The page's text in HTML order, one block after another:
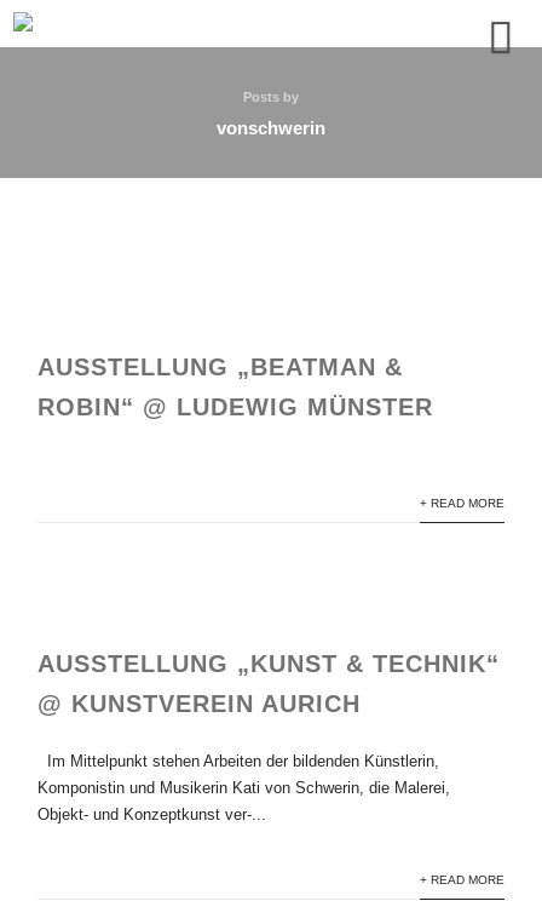
Posts by
vonschwerin
AUSSTELLUNG „BEATMAN &
ROBIN“ @ LUDEWIG MÜNSTER
+ READ MORE
AUSSTELLUNG „KUNST & TECHNIK“
@ KUNSTVEREIN AURICH
Im Mittelpunkt stehen Arbeiten der bildenden Künstlerin,
Komponistin und Musikerin Kati von Schwerin, die Malerei,
Objekt- und Konzeptkunst ver-...
+ READ MORE